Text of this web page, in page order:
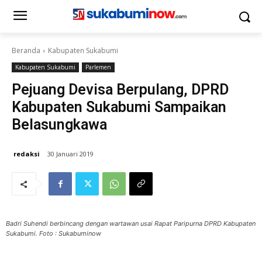
Beranda Kabupaten Sukabumi
Kabupaten Sukabumi Parlemen
Pejuang Devisa Berpulang, DPRD
Kabupaten Sukabumi Sampaikan
Belasungkawa
redaksi 30 Januari 2019
Badri Suhendi berbincang dengan wartawan usai Rapat Paripurna DPRD Kabupaten
Sukabumi. Foto : Sukabuminow